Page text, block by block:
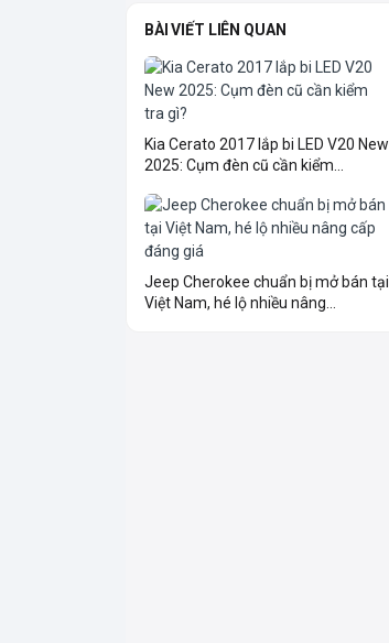
BÀI VIẾT LIÊN QUAN
Kia Cerato 2017 lắp bi LED V20 New
2025: Cụm đèn cũ cần kiểm...
Jeep Cherokee chuẩn bị mở bán tại
Việt Nam, hé lộ nhiều nâng...